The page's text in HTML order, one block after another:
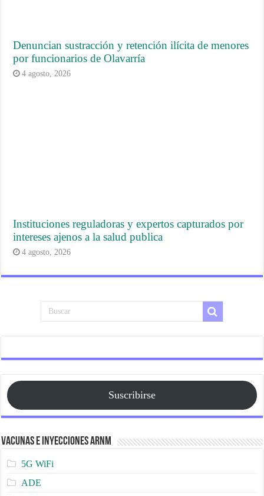
Denuncian sustracción y retención ilícita de menores
por funcionarios de Olavarría
4 agosto, 2026
Instituciones reguladoras y expertos capturados por
intereses ajenos a la salud publica
4 agosto, 2026
Suscribirse
Vacunas e Inyecciones ARNm
5G WiFi
ADE